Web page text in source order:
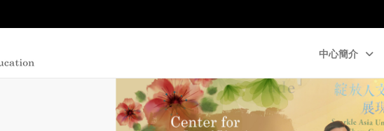
中心簡介